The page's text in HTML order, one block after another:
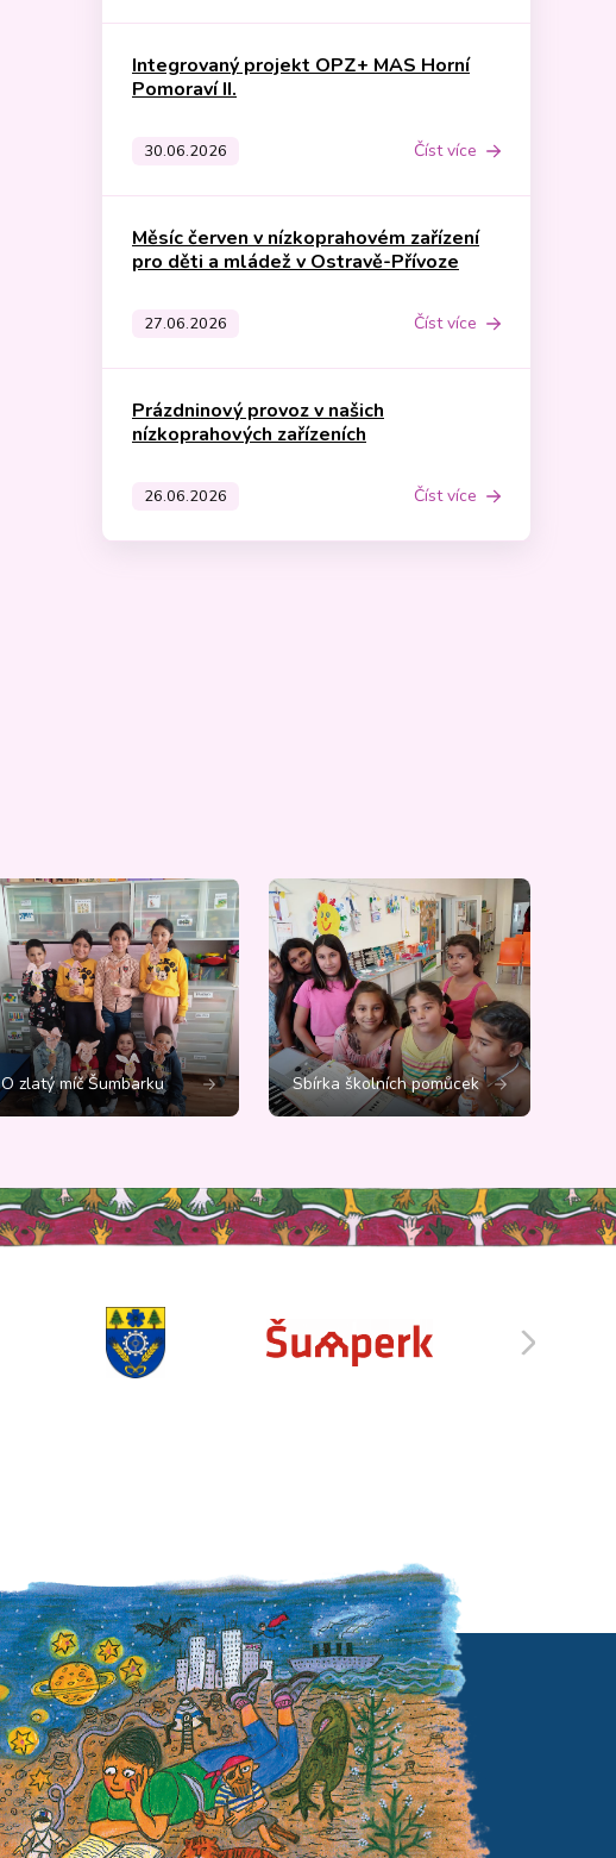
Integrovaný projekt OPZ+ MAS Horní
Pomoraví II.
30.06.2026 Číst více
Měsíc červen v nízkoprahovém zařízení
pro děti a mládež v Ostravě-Přívoze
27.06.2026 Číst více
Prázdninový provoz v našich
nízkoprahových zařízeních
26.06.2026 Číst více
O zlatý míč Šumbarku Sbírka školních pomůcek